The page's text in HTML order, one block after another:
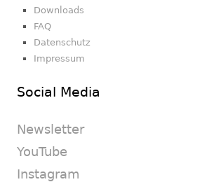
Downloads
FAQ
Datenschutz
Impressum
Social Media
Newsletter
YouTube
Instagram